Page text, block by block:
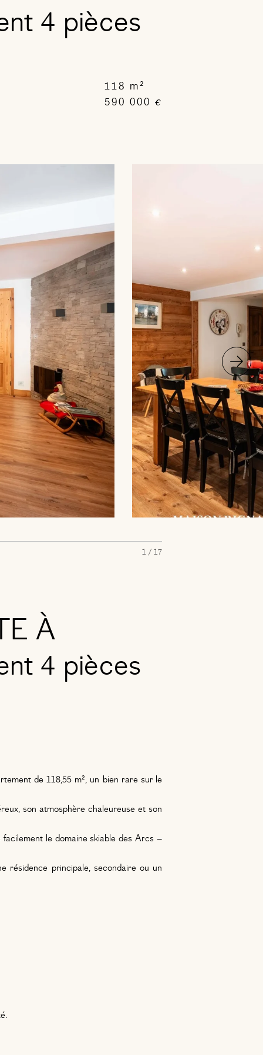
4 pièces
118 m²
590 000 €
1 / 17
À
4 pièces
de 118,55 m², un bien rare sur le
son atmosphère chaleureuse et son
le domaine skiable des Arcs –
résidence principale, secondaire ou un